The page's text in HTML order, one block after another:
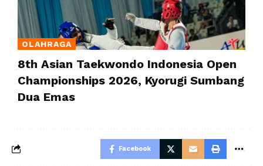
OLAHRAGA
8th Asian Taekwondo Indonesia Open
Championships 2026, Kyorugi Sumbang
Dua Emas
Facebook